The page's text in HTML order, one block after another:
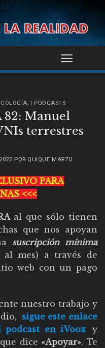
, | PODCASTS
82: Manuel
terrestres
POR QUIQUE MARZO
PARA
<<<
al que sólo tienen
que nos apoyan
suscripción mínima
mes) a través de
web con un pago
nuestro trabajo y
sigue este enlace
en iVoox
y
dice «Apoyar». Te